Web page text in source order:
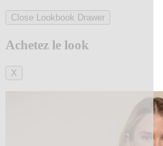
Close Lookbook Drawer
Achetez le look
X